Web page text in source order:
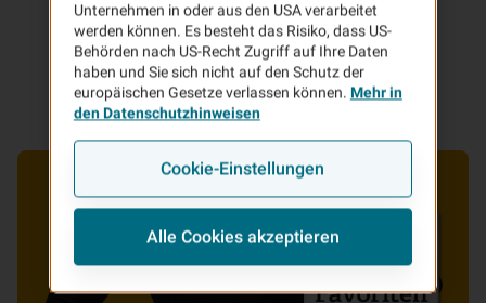
Unternehmen in oder aus den USA verarbeitet
werden können. Es besteht das Risiko, dass US-
Behörden nach US-Recht Zugriff auf Ihre Daten
haben und Sie sich nicht auf den Schutz der
europäischen Gesetze verlassen können. Mehr in
den Datenschutzhinweisen
Cookie-Einstellungen
Alle Cookies akzeptieren